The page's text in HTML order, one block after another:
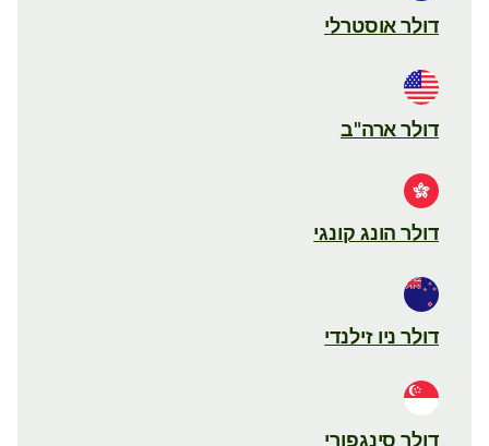
דולר אוסטרלי
דולר ארה"ב
דולר הונג קונגי
דולר ניו זילנדי
דולר סינגפורי